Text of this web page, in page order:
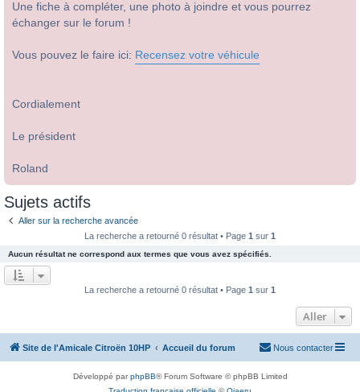
Une fiche à compléter, une photo à joindre et vous pourrez
échanger sur le forum !
Vous pouvez le faire ici: Recensez votre véhicule
Cordialement
Le président
Roland
Sujets actifs
Aller sur la recherche avancée
La recherche a retourné 0 résultat • Page 1 sur 1
Aucun résultat ne correspond aux termes que vous avez spécifiés.
La recherche a retourné 0 résultat • Page 1 sur 1
Aller
Site de l'Amicale Citroën 10HP Accueil du forum Nous contacter
Développé parphpBB® Forum Software © phpBB Limited